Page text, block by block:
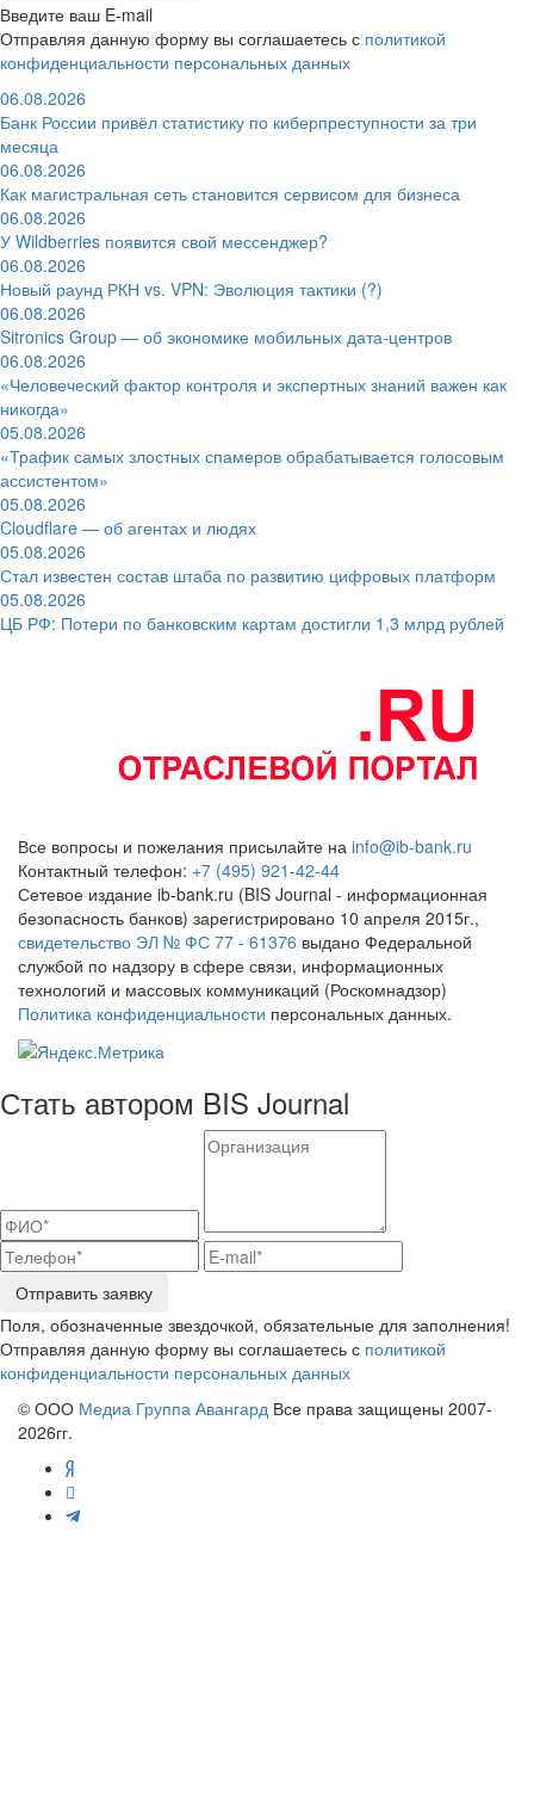
Введите ваш E-mail
Отправляя данную форму вы соглашаетесь с политикой
конфиденциальности персональных данных
06.08.2026
Банк России привёл статистику по киберпреступности за три
месяца
06.08.2026
Как магистральная сеть становится сервисом для бизнеса
06.08.2026
У Wildberries появится свой мессенджер?
06.08.2026
Новый раунд РКН vs. VPN: Эволюция тактики (?)
06.08.2026
Sitronics Group — об экономике мобильных дата-центров
06.08.2026
«Человеческий фактор контроля и экспертных знаний важен как
никогда»
05.08.2026
«Трафик самых злостных спамеров обрабатывается голосовым
ассистентом»
05.08.2026
Cloudflare — об агентах и людях
05.08.2026
Стал известен состав штаба по развитию цифровых платформ
05.08.2026
ЦБ РФ: Потери по банковским картам достигли 1,3 млрд рублей
Все вопросы и пожелания присылайте на info@ib-bank.ru
Контактный телефон: +7 (495) 921-42-44
Сетевое издание ib-bank.ru (BIS Journal - информационная
безопасность банков) зарегистрировано 10 апреля 2015г.,
свидетельство ЭЛ № ФС 77 - 61376 выдано Федеральной
службой по надзору в сфере связи, информационных
технологий и массовых коммуникаций (Роскомнадзор)
Политика конфиденциальности персональных данных.
Стать автором BIS Journal
Отправить заявку
Поля, обозначенные звездочкой, обязательные для заполнения!
Отправляя данную форму вы соглашаетесь с политикой
конфиденциальности персональных данных
© ООО Медиа Группа Авангард Все права защищены 2007-
2026гг.